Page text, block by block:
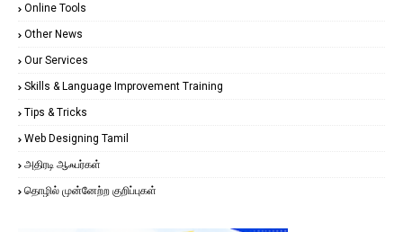
Online Tools
Other News
Our Services
Skills & Language Improvement Training
Tips & Tricks
Web Designing Tamil
அதிரடி ஆஃபர்கள்
தொழில் முன்னேற்ற குறிப்புகள்